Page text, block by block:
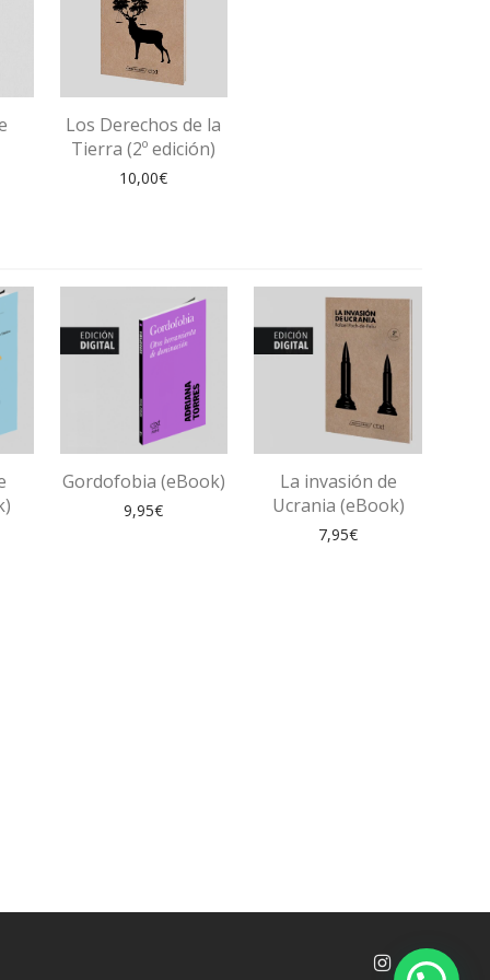
Los Derechos de la
Tierra (2º edición)
10,00€
Gordofobia (eBook)
9,95€
La invasión de
Ucrania (eBook)
7,95€